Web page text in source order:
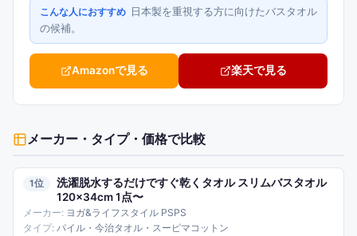
こんな人におすすめ 日本製を重視する方に向けたバスタオル
の候補。
Amazonで見る 楽天で見る
メーカー・タイプ・価格で比較
1
洗濯脱水するだけですぐ乾くタオル スリムバスタオル
120×34cm 1点〜
ヨガ&ライフスタイル PSPS
パイル・今治タオル・スーピマコットン